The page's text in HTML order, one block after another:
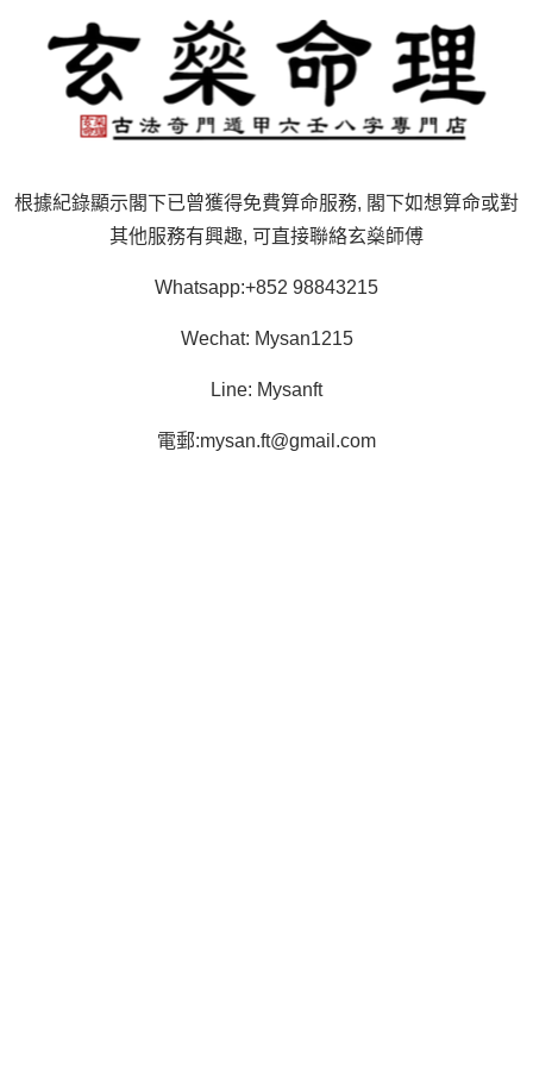
根據紀錄顯示閣下已曾獲得免費算命服務, 閣下如想算命或對
其他服務有興趣, 可直接聯絡玄燊師傅
Whatsapp:+852 98843215
Wechat: Mysan1215
Line: Mysanft
電郵:mysan.ft@gmail.com